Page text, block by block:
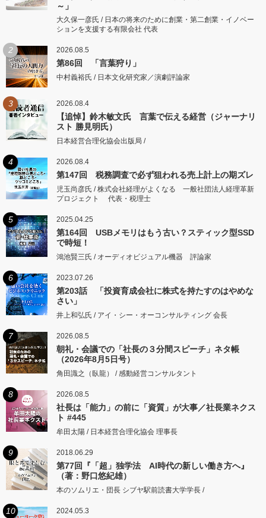
～」
大久保一彦氏 / 日本の将来のために創業・第二創業・イノベー
ションを支援する有限会社 代表
2 2026.08.5
第86回 「言葉狩り」
中村義裕氏 / 日本文化研究家／演劇評論家
3 2026.08.4
【追悼】鈴木敏文氏 言葉で伝える経営（ジャーナリ
スト 勝見明氏）
日本経営合理化協会出版局 /
4 2026.08.4
第147回 税務調査で必ず狙われる売上計上の期ズレ
児玉尚彦氏 / 株式会社経理がよくなる 一般社団法人経理革新
プロジェクト 代表・税理士
5 2025.04.25
第164回 USBメモリはもう古い？スティック型SSD
で時短！
鴻池賢三氏 / オーディオビジュアル機器 評論家
6 2023.07.26
第203話 「投資育成会社に株式を持たすのはやめな
さい」
井上和弘氏 / アイ・シー・オーコンサルティング 会長
7 2026.08.5
朝礼・会議での「社長の３分間スピーチ」ネタ帳
（2026年8月5日号）
角田識之（臥龍） / 感動経営コンサルタント
8 2026.08.5
社長は「能力」の前に「資質」が大事／社長業ネクス
ト #445
牟田太陽 / 日本経営合理化協会 理事長
9 2018.06.29
第77回『「超」独学法 AI時代の新しい働き方へ』
（著：野口悠紀雄）
本のソムリエ・団長 シブヤ駅前読書大学学長 /
10 2024.05.3